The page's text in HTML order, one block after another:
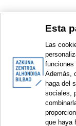
© Azkuna Zentroa -
Esta
Las
funciones
Además,
haga del
sociales,
que haya